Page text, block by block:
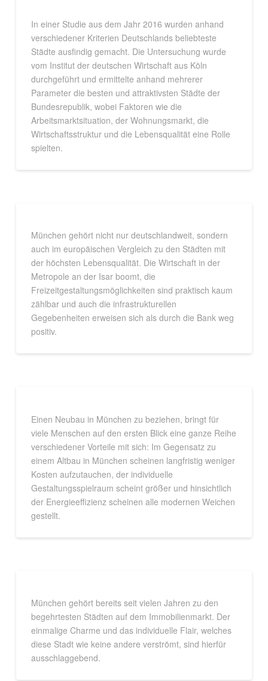
In einer Studie aus dem Jahr 2016 wurden anhand
verschiedener Kriterien Deutschlands beliebteste
Städte ausfindig gemacht. Die Untersuchung wurde
vom Institut der deutschen Wirtschaft aus Köln
durchgeführt und ermittelte anhand mehrerer
Parameter die besten und attraktivsten Städte der
Bundesrepublik, wobei Faktoren wie die
Arbeitsmarktsituation, der Wohnungsmarkt, die
Wirtschaftsstruktur und die Lebensqualität eine Rolle
spielten.
München gehört nicht nur deutschlandweit, sondern
auch im europäischen Vergleich zu den Städten mit
der höchsten Lebensqualität. Die Wirtschaft in der
Metropole an der Isar boomt, die
Freizeitgestaltungsmöglichkeiten sind praktisch kaum
zählbar und auch die infrastrukturellen
Gegebenheiten erweisen sich als durch die Bank weg
positiv.
Einen Neubau in München zu beziehen, bringt für
viele Menschen auf den ersten Blick eine ganze Reihe
verschiedener Vorteile mit sich: Im Gegensatz zu
einem Altbau in München scheinen langfristig weniger
Kosten aufzutauchen, der individuelle
Gestaltungsspielraum scheint größer und hinsichtlich
der Energieeffizienz scheinen alle modernen Weichen
gestellt.
München gehört bereits seit vielen Jahren zu den
begehrtesten Städten auf dem Immobilienmarkt. Der
einmalige Charme und das individuelle Flair, welches
diese Stadt wie keine andere verströmt, sind hierfür
ausschlaggebend.